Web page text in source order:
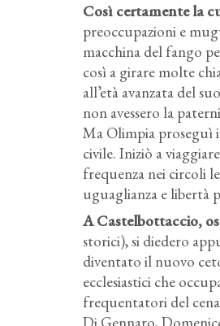
Così certamente la
preoccupazioni e
macchina del fango
così a girare molte
all’età avanzata del
non avessero la
Ma Olimpia proseguì
civile. Iniziò a
frequenza nei circoli
uguaglianza e libertà
A Castelbottaccio,
storici), si diedero
diventato il nuovo
ecclesiastici che
frequentatori del